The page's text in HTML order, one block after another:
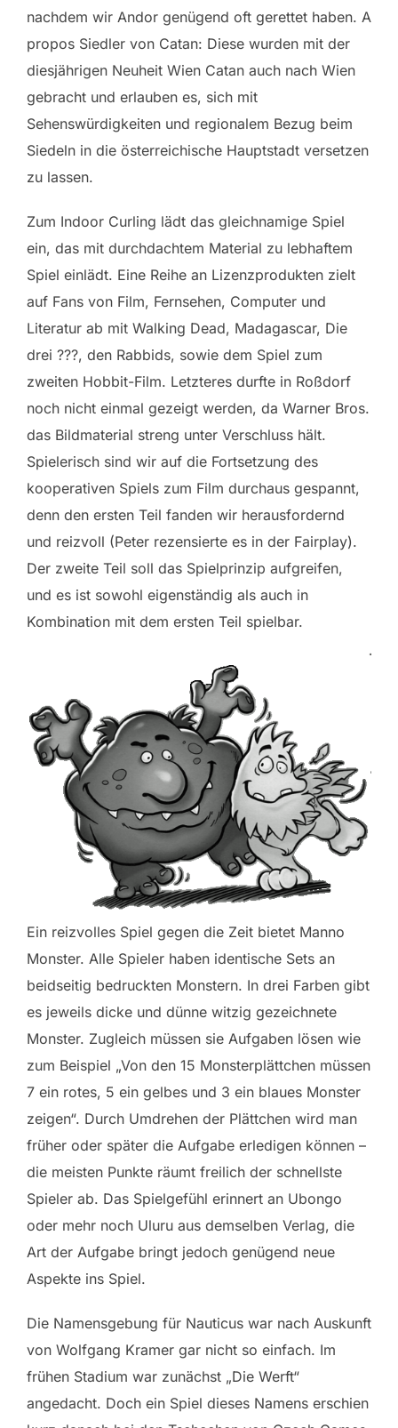
nachdem wir Andor genügend oft gerettet haben. A
propos Siedler von Catan: Diese wurden mit der
diesjährigen Neuheit Wien Catan auch nach Wien
gebracht und erlauben es, sich mit
Sehenswürdigkeiten und regionalem Bezug beim
Siedeln in die österreichische Hauptstadt versetzen
zu lassen.
Zum Indoor Curling lädt das gleichnamige Spiel
ein, das mit durchdachtem Material zu lebhaftem
Spiel einlädt. Eine Reihe an Lizenzprodukten zielt
auf Fans von Film, Fernsehen, Computer und
Literatur ab mit Walking Dead, Madagascar, Die
drei ???, den Rabbids, sowie dem Spiel zum
zweiten Hobbit-Film. Letzteres durfte in Roßdorf
noch nicht einmal gezeigt werden, da Warner Bros.
das Bildmaterial streng unter Verschluss hält.
Spielerisch sind wir auf die Fortsetzung des
kooperativen Spiels zum Film durchaus gespannt,
denn den ersten Teil fanden wir herausfordernd
und reizvoll (Peter rezensierte es in der Fairplay).
Der zweite Teil soll das Spielprinzip aufgreifen,
und es ist sowohl eigenständig als auch in
Kombination mit dem ersten Teil spielbar.
Ein reizvolles Spiel gegen die Zeit bietet Manno
Monster. Alle Spieler haben identische Sets an
beidseitig bedruckten Monstern. In drei Farben gibt
es jeweils dicke und dünne witzig gezeichnete
Monster. Zugleich müssen sie Aufgaben lösen wie
zum Beispiel „Von den 15 Monsterplättchen müssen
7 ein rotes, 5 ein gelbes und 3 ein blaues Monster
zeigen“. Durch Umdrehen der Plättchen wird man
früher oder später die Aufgabe erledigen können –
die meisten Punkte räumt freilich der schnellste
Spieler ab. Das Spielgefühl erinnert an Ubongo
oder mehr noch Uluru aus demselben Verlag, die
Art der Aufgabe bringt jedoch genügend neue
Aspekte ins Spiel.
Die Namensgebung für Nauticus war nach Auskunft
von Wolfgang Kramer gar nicht so einfach. Im
frühen Stadium war zunächst „Die Werft“
angedacht. Doch ein Spiel dieses Namens erschien